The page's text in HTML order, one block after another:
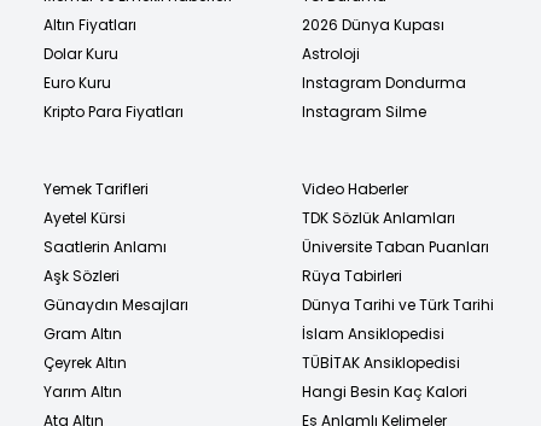
Altın Fiyatları
Dolar Kuru
Euro Kuru
Kripto Para Fiyatları
2026 Dünya Kupası
Astroloji
Instagram Dondurma
Instagram Silme
Yemek Tarifleri
Ayetel Kürsi
Saatlerin Anlamı
Aşk Sözleri
Günaydın Mesajları
Gram Altın
Çeyrek Altın
Yarım Altın
Ata Altın
Video Haberler
TDK Sözlük Anlamları
Üniversite Taban Puanları
Rüya Tabirleri
Dünya Tarihi ve Türk Tarihi
İslam Ansiklopedisi
TÜBİTAK Ansiklopedisi
Hangi Besin Kaç Kalori
Eş Anlamlı Kelimeler